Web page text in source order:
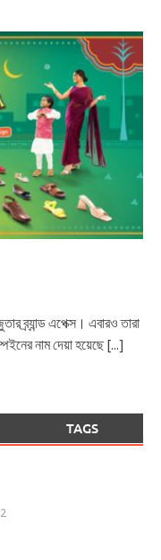
ব্র্যান্ড এপেক্স। এবারও তারা
নাম দেয়া হয়েছে [...]
TAGS